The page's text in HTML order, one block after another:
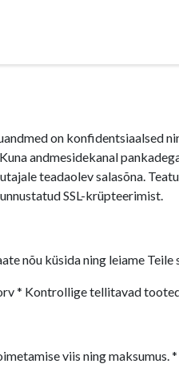
on konfidentsiaalsed
andmesidekanal
teadaolev salasõna.
SSL-krüpteerimist.
nõu küsida ning leiame Teile
* Kontrollige tellitavad
viis ning maksumus.